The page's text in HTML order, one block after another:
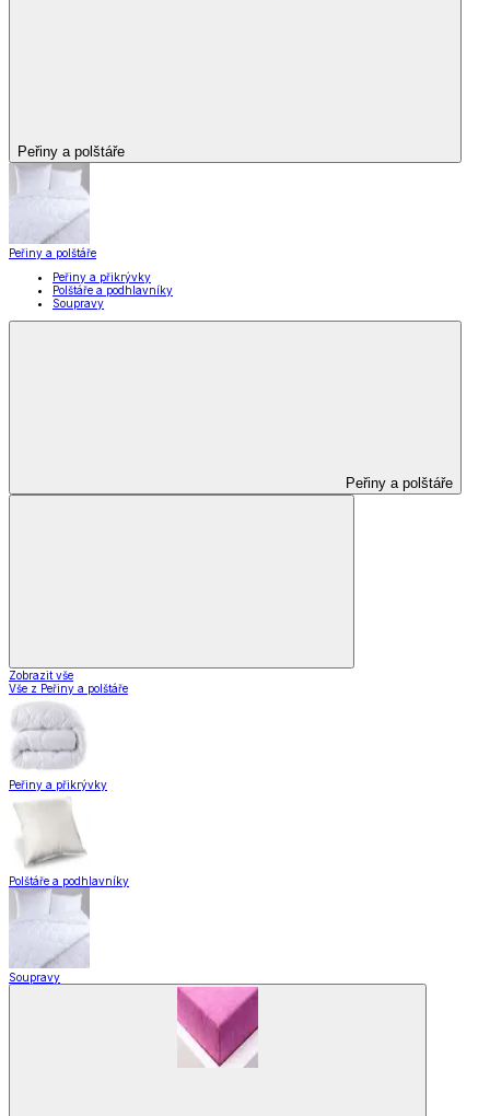
Peřiny a polštáře
Peřiny a polštáře
Peřiny a přikrývky
Polštáře a podhlavníky
Soupravy
Peřiny a polštáře
Zobrazit vše
Vše z Peřiny a polštáře
Peřiny a přikrývky
Polštáře a podhlavníky
Soupravy